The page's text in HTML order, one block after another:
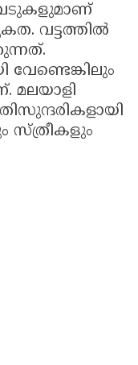
വട്ടത്തില്‍
വേണ്ടെങ്കിലും
മലയാളി
സ്ത്രീകളും